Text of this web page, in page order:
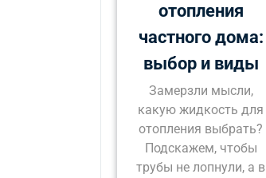
отопления
частного дома:
выбор и виды
Замерзли мысли,
какую жидкость для
отопления выбрать?
Подскажем, чтобы
трубы не лопнули, а в